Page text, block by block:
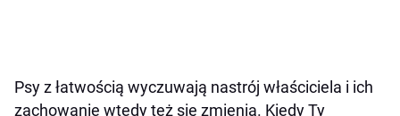
Psy z łatwością wyczuwają nastrój właściciela i ich
zachowanie wtedy też się zmienia. Kiedy Ty